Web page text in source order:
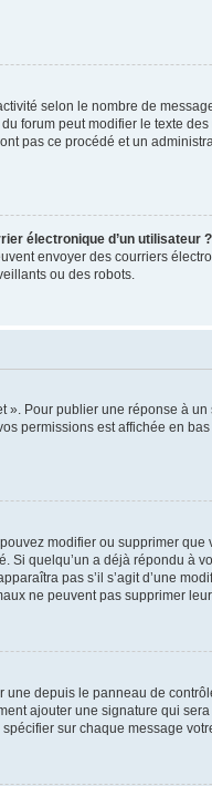
selon le nombre de
forum peut modifier le texte
pas ce procédé et un
électronique d’un utilisateur ?
envoyer des courriers
ou des robots.
Pour publier une réponse à
permissions est affichée en
modifier ou supprimer
quelqu’un a déjà répondu à
pas s’il s’agit d’une
ne peuvent pas supprimer
depuis le panneau de
ajouter une signature qui
sur chaque message